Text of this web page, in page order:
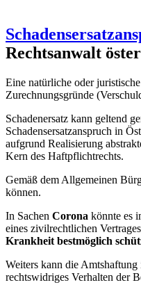
Rechtsanwalt
Eine natürliche oder
Zurechnungsgründe
Schadenersatz kann geltend
Schadensersatzanspruch in
aufgrund Realisierung
Kern des Haftpflichtrechts.
Gemäß dem Allgemeinen
können.
In Sachen Corona könnte es
eines zivilrechtlichen
Krankheit bestmöglich
Weiters kann die
rechtswidriges Verhalten der